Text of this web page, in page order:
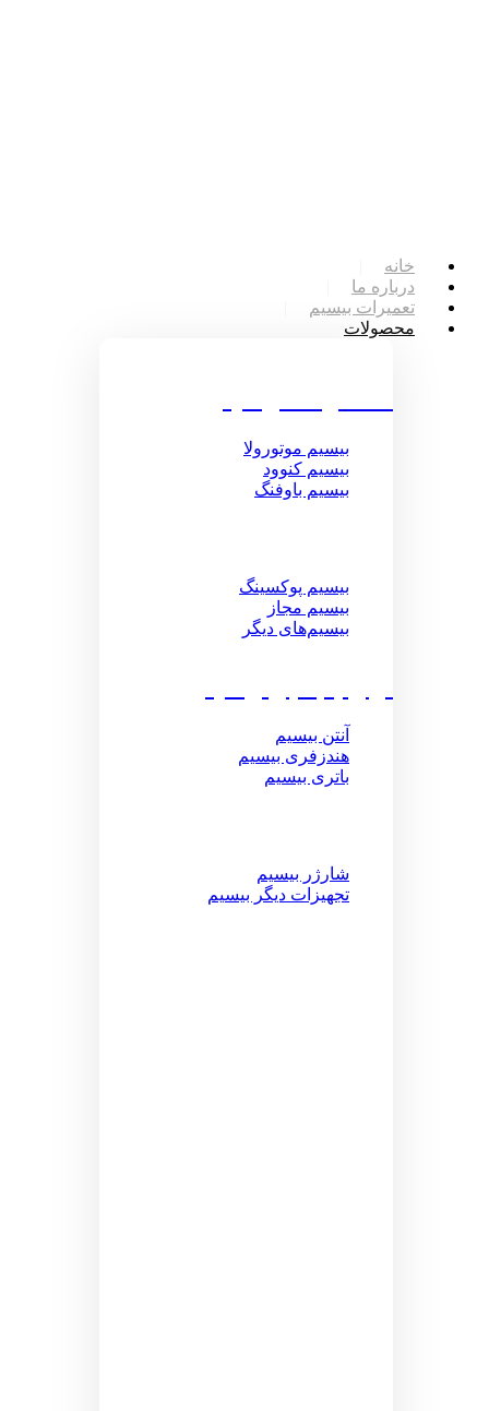
خانه
درباره ما
تعمیرات بیسیم
محصولات
بیسیم موتورولا
بیسیم کنوود
بیسیم باوفنگ
بیسیم پوکسینگ
بیسیم مجاز
بیسیم‌های دیگر
آنتن بیسیم
هندزفری بیسیم
باتری بیسیم
شارژر بیسیم
تجهیزات دیگر بیسیم